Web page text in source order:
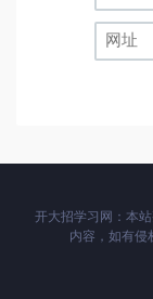
开大招学习网：本
内容，如有